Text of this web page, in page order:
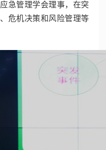
急管理学会理事，在突
危机决策和风险管理等